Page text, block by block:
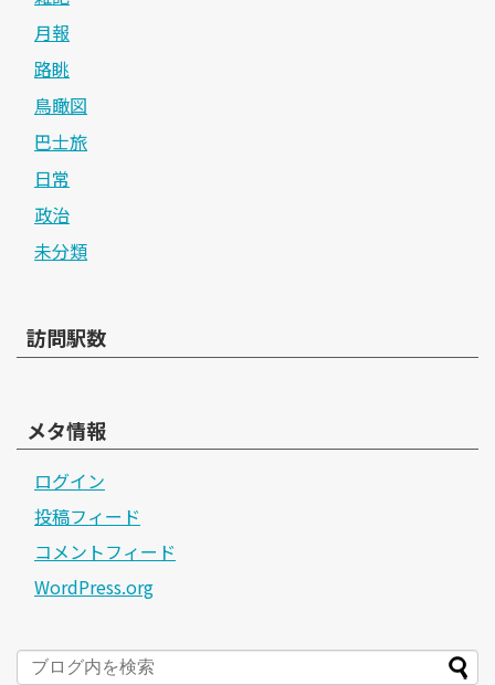
月報
路眺
鳥瞰図
巴士旅
日常
政治
未分類
訪問駅数
メタ情報
ログイン
投稿フィード
コメントフィード
WordPress.org